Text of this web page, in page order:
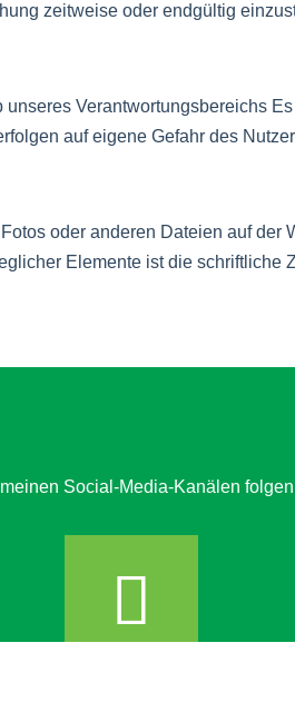
zeitweise oder endgültig
Verantwortungsbereichs
auf eigene Gefahr des
oder anderen Dateien auf der
Elemente ist die schriftliche
Social-Media-Kanälen